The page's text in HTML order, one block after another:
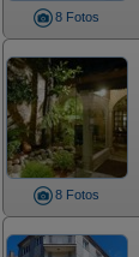
8 Fotos
8 Fotos